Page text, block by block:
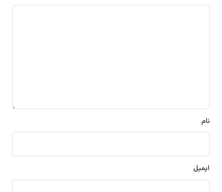
نام
ایمیل